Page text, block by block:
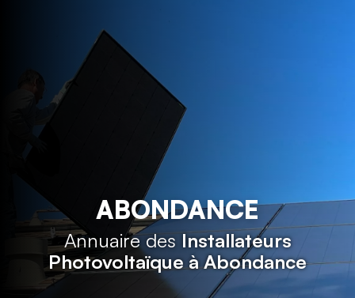
ABONDANCE
Annuaire des Installateurs
Photovoltaïque à Abondance